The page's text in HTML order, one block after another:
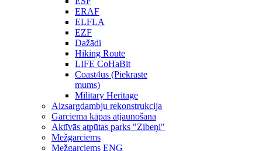
ERAF
ELFLA
EZF
Dažādi
Hiking Route
LIFE CoHaBit
Coast4us (Piekraste
mums)
Military Heritage
Aizsargdambju rekonstrukcija
Garciema kāpas atjaunošana
Aktīvās atpūtas parks "Zibeņi"
Mežgarciems
Mežgarciems ENG